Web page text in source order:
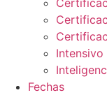
Fechas